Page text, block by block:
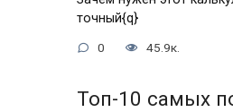
точный{q}
0 45.9к.
Топ-10 самых